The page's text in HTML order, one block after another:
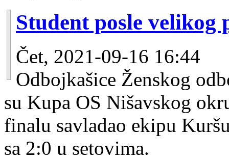
Student posle
Čet, 2021-09-16 16:44
Odbojkašice Ženskog
su Kupa OS Nišavskog
finalu savladao ekipu
sa 2:0 u setovima.